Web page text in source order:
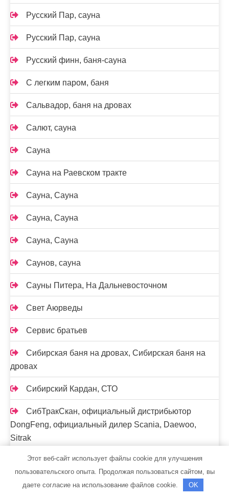
Русский Пар, сауна
Русский Пар, сауна
Русский финн, баня-сауна
С легким паром, баня
Сальвадор, баня на дровах
Салют, сауна
Сауна
Сауна на Раевском тракте
Сауна, Сауна
Сауна, Сауна
Сауна, Сауна
Саунов, сауна
Сауны Питера, На Дальневосточном
Свет Аюрведы
Сервис братьев
Сибирская баня на дровах, Сибирская баня на
дровах
Сибирский Кардан, СТО
СибТракСкан, официальный дистрибьютор
DongFeng, официальный дилер Scania, Daewoo,
Sitrak
Скиф, автомойка
Скорпион, сауна
Этот веб-сайт использует файлы cookie для улучшения
пользовательского опыта. Продолжая пользоваться сайтом, вы
даете согласие на использование файлов cookie.
OK